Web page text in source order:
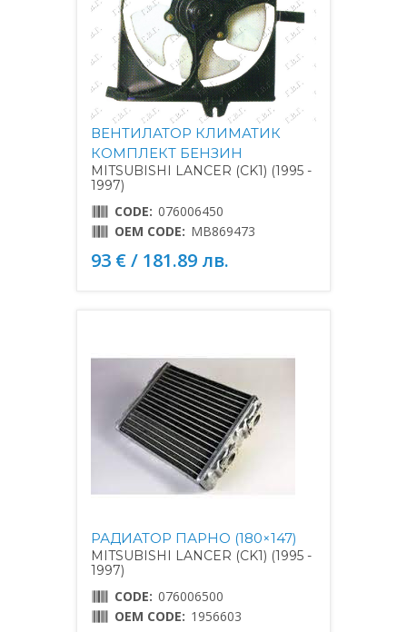
ВЕНТИЛАТОР КЛИМАТИК
КОМПЛЕКТ БЕНЗИН
MITSUBISHI LANCER (CK1) (1995 -
1997)
CODE: 076006450
OEM CODE: MB869473
93 € / 181.89 лв.
РАДИАТОР ПАРНО (180×147)
MITSUBISHI LANCER (CK1) (1995 -
1997)
CODE: 076006500
OEM CODE: 1956603